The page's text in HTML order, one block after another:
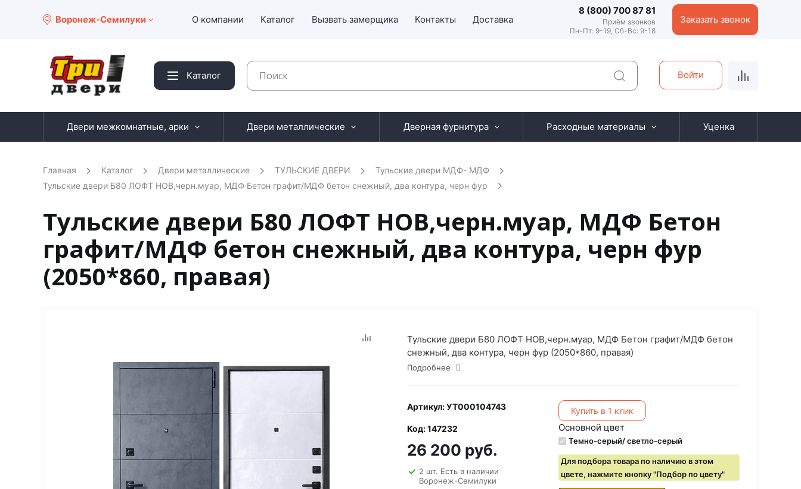
Воронеж-Семилуки О компании Каталог Вызвать замерщика Контакты Доставка
8 (800) 700 87 81
Приём звонков
Пн-Пт: 9-19, Сб-Вс: 9-18
Заказать звонок
Каталог Войти
Двери межкомнатные, арки Двери металлические Дверная фурнитура Расходные материалы Уценка
Главная Каталог Двери металлические ТУЛЬСКИЕ ДВЕРИ
Тульские двери МДФ- МДФ
Тульские двери Б80 ЛОФТ НОВ,черн.муар, МДФ Бетон графит/МДФ бетон снежный, два контура, черн фур
Тульские двери Б80 ЛОФТ НОВ,черн.муар, МДФ Бетон
графит/МДФ бетон снежный, два контура, черн фур
(2050*860, правая)
Тульские двери Б80 ЛОФТ НОВ,черн.муар, МДФ Бетон графит/МДФ бетон
снежный, два контура, черн фур (2050*860, правая)
Подробнее
Артикул: УТ000104743
Код: 147232
26 200 руб.
2 шт. Есть в наличии
Воронеж-Семилуки
Купить в 1 клик
Основной цвет
Темно-серый/ светло-серый
Для подбора товара по наличию в этом
цвете, нажмите кнопку "Подбор по цвету"